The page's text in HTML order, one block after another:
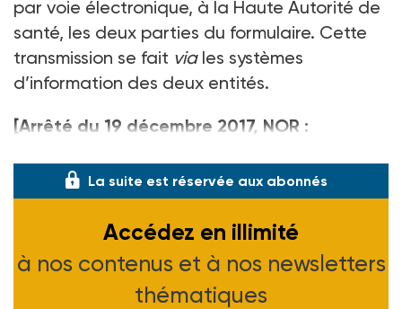
par voie électronique, à la Haute Autorité de
santé, les deux parties du formulaire. Cette
transmission se fait viales systèmes
d’information des deux entités.
[Arrêté du 19 décembre 2017, NOR :
La suite est réservée aux abonnés
Accédez en illimité
à nos contenus et à nos newsletters
thématiques